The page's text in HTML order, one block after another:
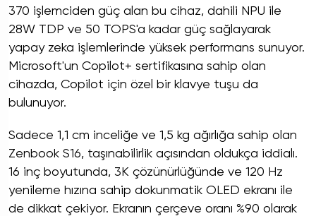
370 işlemciden güç alan bu cihaz, dahili NPU ile
28W TDP ve 50 TOPS'a kadar güç sağlayarak
yapay zeka işlemlerinde yüksek performans sunuyor.
Microsoft'un Copilot+ sertifikasına sahip olan
cihazda, Copilot için özel bir klavye tuşu da
bulunuyor.
Sadece 1,1 cm inceliğe ve 1,5 kg ağırlığa sahip olan
Zenbook S16, taşınabilirlik açısından oldukça iddialı.
16 inç boyutunda, 3K çözünürlüğünde ve 120 Hz
yenileme hızına sahip dokunmatik OLED ekranı ile
de dikkat çekiyor. Ekranın çerçeve oranı %90 olarak